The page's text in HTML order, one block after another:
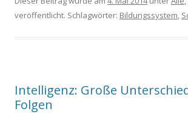
veröffentlicht. Schlagwörter: Bildungssystem,
Intelligenz: Große
Folgen